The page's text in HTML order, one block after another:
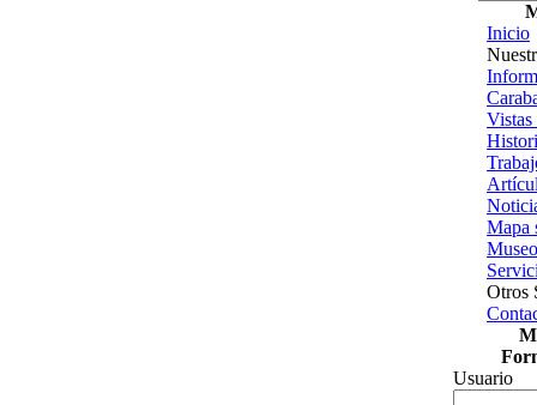
Inicio
Vistas
Mapa
Otros
Usuario